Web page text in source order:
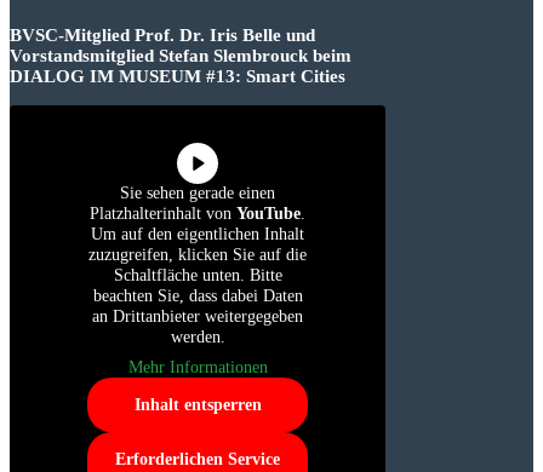
BVSC-Mitglied Prof. Dr. Iris Belle und
Vorstandsmitglied Stefan Slembrouck beim
DIALOG IM MUSEUM #13: Smart Cities
Sie sehen gerade einen
Platzhalterinhalt von YouTube.
Um auf den eigentlichen Inhalt
zuzugreifen, klicken Sie auf die
Schaltfläche unten. Bitte
beachten Sie, dass dabei Daten
an Drittanbieter weitergegeben
werden.
Mehr Informationen
Inhalt entsperren
Erforderlichen Service